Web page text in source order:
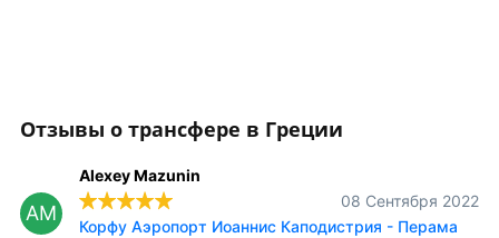
Отзывы о трансфере в Греции
AM
Alexey Mazunin
08 Сентября 2022
Корфу Аэропорт Иоаннис Каподистрия - Перама